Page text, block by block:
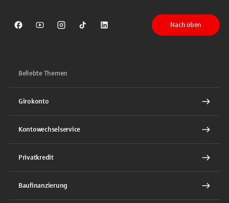
Sparkasse auf Facebook
Sparkasse auf Youtube
Sparkasse auf Instagram
Sparkasse auf TikTok
Sparkasse auf LinkedIn
Nach oben
Beliebte Themen
Girokonto
Kontowechselservice
Privatkredit
Baufinanzierung